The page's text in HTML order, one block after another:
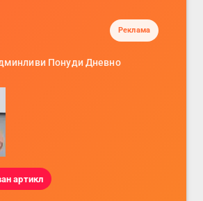
Реклама
Понуди Дневно
артикл